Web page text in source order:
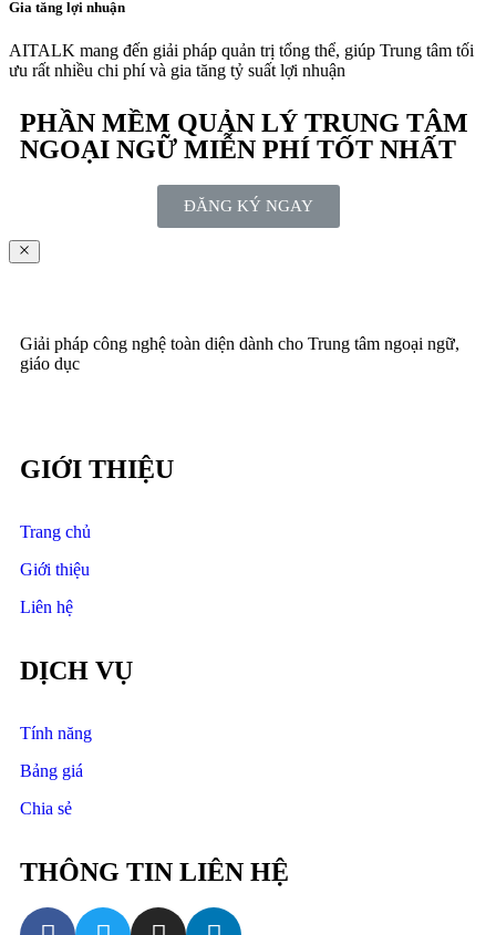
Gia tăng lợi nhuận
AITALK mang đến giải pháp quản trị tổng thể, giúp Trung tâm tối
ưu rất nhiều chi phí và gia tăng tỷ suất lợi nhuận
PHẦN MỀM QUẢN LÝ TRUNG TÂM
NGOẠI NGỮ MIỄN PHÍ TỐT NHẤT
ĐĂNG KÝ NGAY
Giải pháp công nghệ toàn diện dành cho Trung tâm ngoại ngữ,
giáo dục
GIỚI THIỆU
Trang chủ
Giới thiệu
Liên hệ
DỊCH VỤ
Tính năng
Bảng giá
Chia sẻ
THÔNG TIN LIÊN HỆ